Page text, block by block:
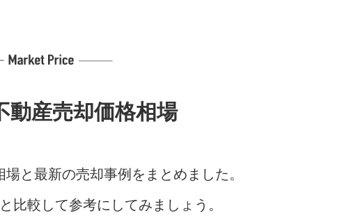
動産売却価格相場
と最新の売却事例をまとめました。
比較して参考にしてみましょう。